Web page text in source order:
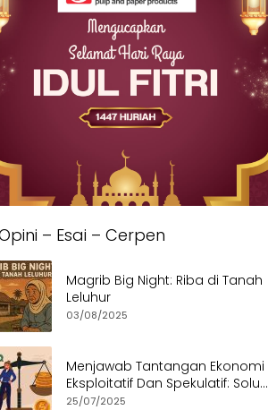
– Esai – Cerpen
Magrib Big Night: Riba di Tanah
Leluhur
03/08/2025
Menjawab Tantangan Ekonomi
Eksploitatif Dan Spekulatif: Solusi
Etis dan Berkeadilan
25/07/2025